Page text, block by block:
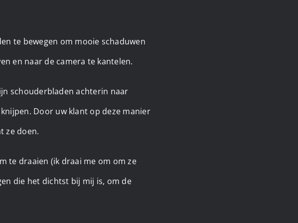
te bewegen om mooie schaduwen
en naar de camera te kantelen.
schouderbladen achterin naar
Door uw klant op deze manier
ze doen.
te draaien (ik draai me om om ze
die het dichtst bij mij is, om de